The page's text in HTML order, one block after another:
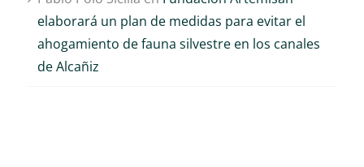
elaborará un plan de medidas para evitar el
ahogamiento de fauna silvestre en los canales
de Alcañiz